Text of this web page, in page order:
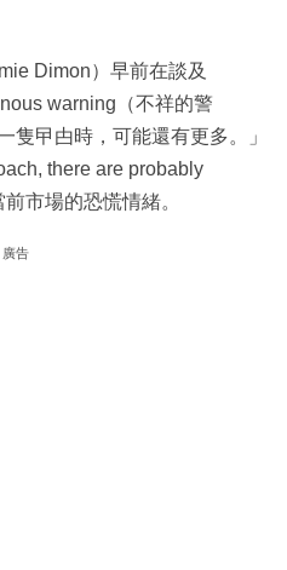
Dimon）早前在談及
warning（不祥的警
隻曱甴時，可能還有更多。」
there are probably
市場的恐慌情緒。
廣告